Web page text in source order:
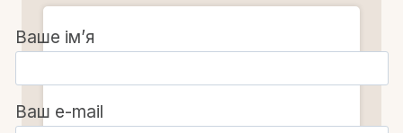
Ваше ім’я
Ваш e-mail